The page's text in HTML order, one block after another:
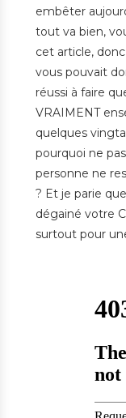
embêter
tout va bien,
cet article,
vous pouvait
réussi à faire
VRAIMENT
quelques
pourquoi ne
personne ne
? Et je parie
dégainé votre
surtout pour